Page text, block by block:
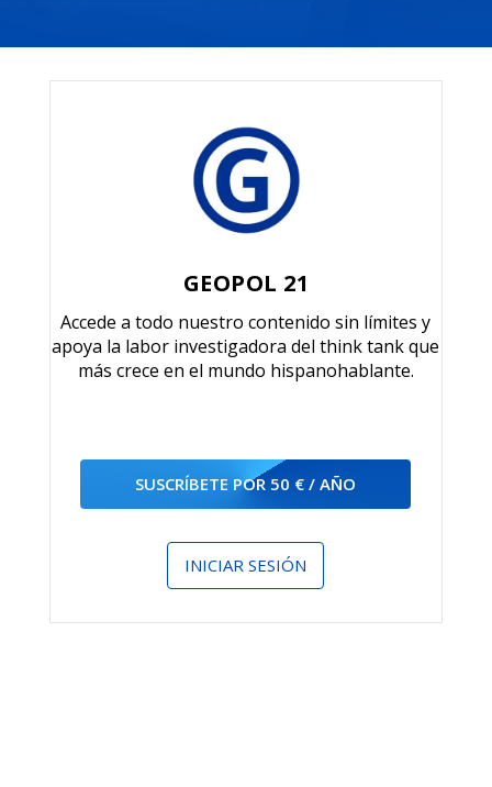
GEOPOL 21
Accede a todo nuestro contenido sin límites y
apoya la labor investigadora del think tank que
más crece en el mundo hispanohablante.
SUSCRÍBETE POR 50 € / AÑO
INICIAR SESIÓN